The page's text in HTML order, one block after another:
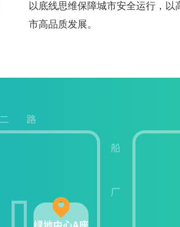
以底线思维保障城市安全运行，以
市高品质发展。